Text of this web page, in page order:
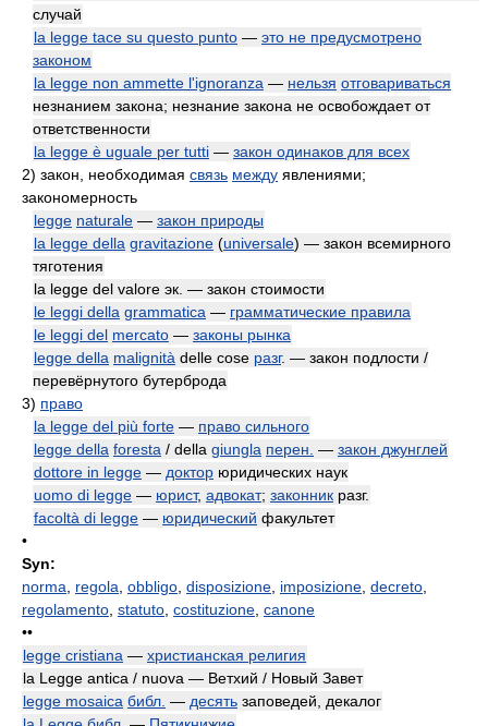
случай
la legge tace su questo punto — это не предусмотрено
законом
la legge non ammette l'ignoranza — нельзя отговариваться
незнанием закона; незнание закона не освобождает от
ответственности
la legge è uguale per tutti — закон одинаков для всех
2) закон, необходимая связь между явлениями;
закономерность
legge naturale — закон природы
la legge della gravitazione (universale) — закон всемирного
тяготения
la legge del valore эк. — закон стоимости
le leggi della grammatica — грамматические правила
le leggi del mercato — законы рынка
legge della malignità delle cose разг. — закон подлости /
перевёрнутого бутерброда
3) право
la legge del più forte — право сильного
legge della foresta / della giungla перен. — закон джунглей
dottore in legge — доктор юридических наук
uomo di legge — юрист, адвокат; законник разг.
facoltà di legge — юридический факультет
•
Syn:
norma
regola obbligo disposizione imposizione decreto
regolamento statuto costituzione canone
••
legge cristiana — христианская религия
la Legge antica / nuova — Ветхий / Новый Завет
legge mosaica библ. — десять заповедей, декалог